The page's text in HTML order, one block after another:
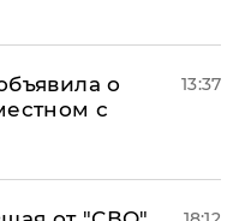
о
с
13:37